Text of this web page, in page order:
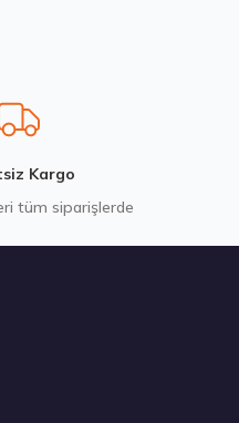
Kargo
tüm siparişlerde